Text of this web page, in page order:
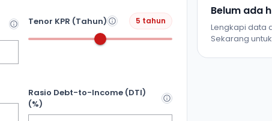
Tenor KPR (Tahun) 5 tahun
Rasio Debt-to-Income (DTI)
(%)
Belum ada
Lengkapi data
Sekarang